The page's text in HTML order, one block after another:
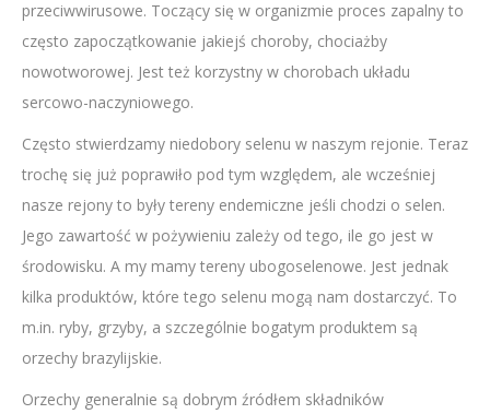
przeciwwirusowe. Toczący się w organizmie proces zapalny to
często zapoczątkowanie jakiejś choroby, chociażby
nowotworowej. Jest też korzystny w chorobach układu
sercowo-naczyniowego.
Często stwierdzamy niedobory selenu w naszym rejonie. Teraz
trochę się już poprawiło pod tym względem, ale wcześniej
nasze rejony to były tereny endemiczne jeśli chodzi o selen.
Jego zawartość w pożywieniu zależy od tego, ile go jest w
środowisku. A my mamy tereny ubogoselenowe. Jest jednak
kilka produktów, które tego selenu mogą nam dostarczyć. To
m.in. ryby, grzyby, a szczególnie bogatym produktem są
orzechy brazylijskie.
Orzechy generalnie są dobrym źródłem składników